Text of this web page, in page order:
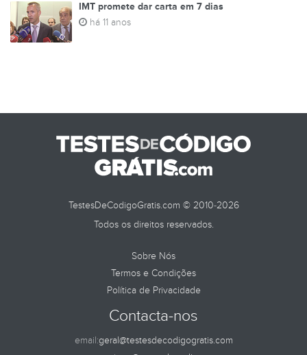
IMT promete dar carta em 7 dias
há 11 anos
TestesDeCodigoGratis.com © 2010-2026
Todos os direitos reservados.
Sobre Nós
Termos e Condições
Política de Privacidade
Contacta-nos
email:geral@testesdecodigogratis.com